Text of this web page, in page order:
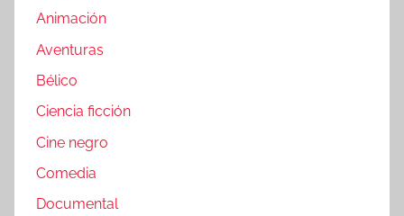
Animación
Aventuras
Bélico
Ciencia ficción
Cine negro
Comedia
Documental